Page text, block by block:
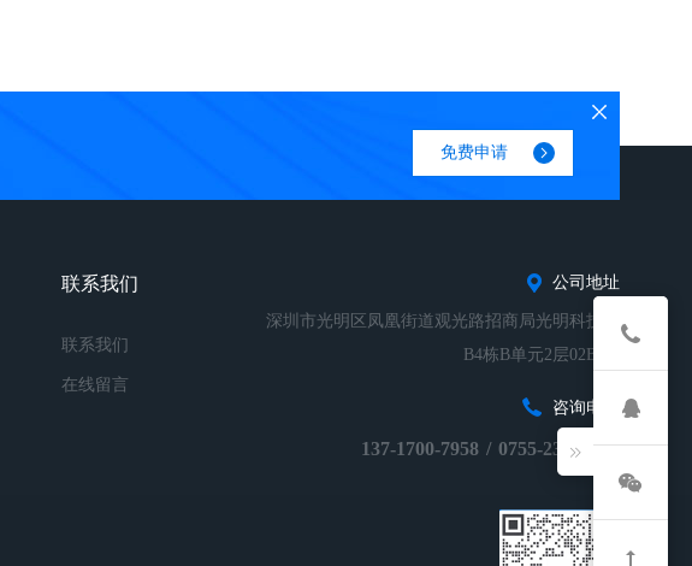
免费申请
联系我们
联系我们
在线留言
公司地址
深圳市光明区凤凰街道观光路招商局光明科技园
B4栋B单元2层02B-01
咨询电话
137-1700-7958 / 0755-23248674